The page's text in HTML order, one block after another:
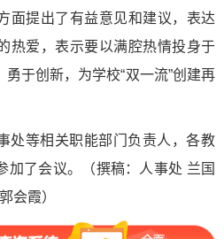
面提出了有益意见和建议，表达
热爱，表示要以满腔热情投身于
于创新，为学校“双一流”创建再
处等相关职能部门负责人，各教
加了会议。（撰稿：人事处 兰国
会霞）